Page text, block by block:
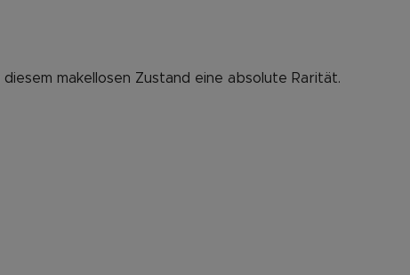
makellosen Zustand eine absolute Rarität.